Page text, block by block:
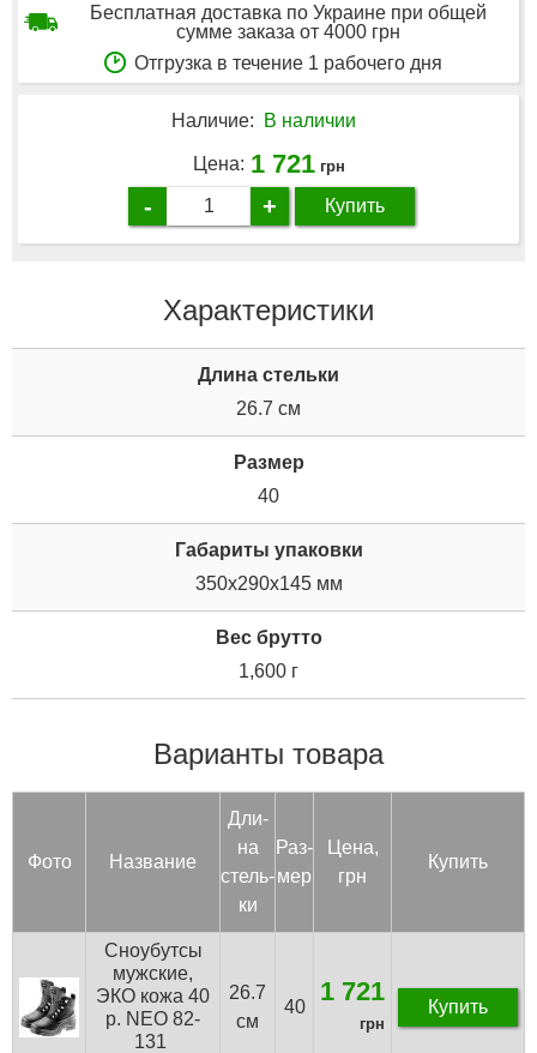
Бесплатная доставка по Украине при общей
сумме заказа от 4000 грн
Отгрузка в течение 1 рабочего дня
Наличие: В наличии
Цена: 1 721 грн
- + Купить
Характеристики
Длина стельки
26.7 см
Размер
40
Габариты упаковки
350x290x145 мм
Вес брутто
1,600 г
Варианты товара
Фото Название
Дли­
на
стель­
ки
Раз­
мер
Цена,
грн
Купить
Сноубутсы
мужские,
ЭКО кожа 40
р. NEO 82-
131
26.7
см
40
1 721
грн
Купить